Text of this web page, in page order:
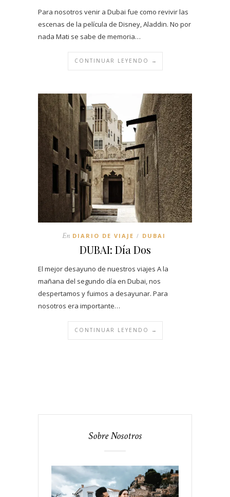
Para nosotros venir a Dubai fue como revivir las
escenas de la película de Disney, Aladdin. No por
nada Mati se sabe de memoria…
CONTINUAR LEYENDO →
En DIARIO DE VIAJE / DUBAI
DUBAI: Día Dos
El mejor desayuno de nuestros viajes A la
mañana del segundo día en Dubai, nos
despertamos y fuimos a desayunar. Para
nosotros era importante…
CONTINUAR LEYENDO →
Sobre Nosotros